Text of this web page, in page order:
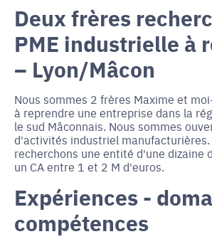
Deux frères
PME industrielle à
– Lyon/Mâcon
Nous sommes 2 frères Maxime et
à reprendre une entreprise dans la
le sud Mâconnais. Nous sommes
d'activités industriel manufacturières.
recherchons une entité d'une dizaine
un CA entre 1 et 2 M d'euros.
Expériences -
compétences